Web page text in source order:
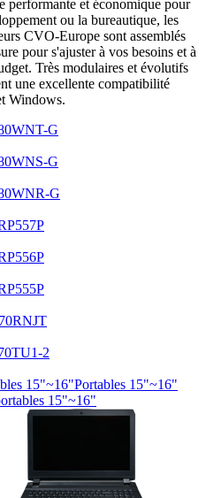
performante et économique pour
ou la bureautique, les
CVO-Europe sont assemblés
pour s'ajuster à vos besoins et à
Très modulaires et évolutifs
une excellente compatibilité
Windows.
G
G
G
2
Portables 15"~16"
15"~16"